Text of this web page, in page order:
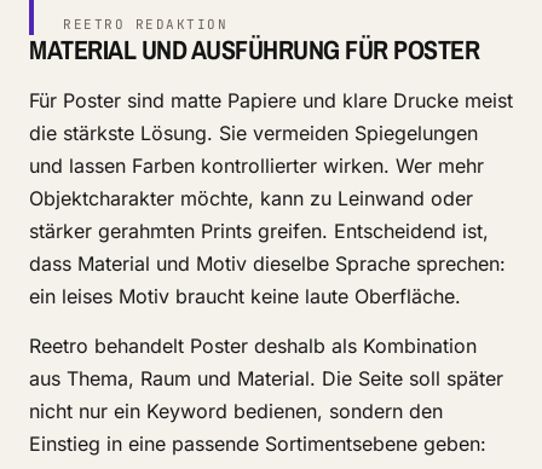
REETRO REDAKTION
MATERIAL UND AUSFÜHRUNG FÜR POSTER
Für Poster sind matte Papiere und klare Drucke meist
die stärkste Lösung. Sie vermeiden Spiegelungen
und lassen Farben kontrollierter wirken. Wer mehr
Objektcharakter möchte, kann zu Leinwand oder
stärker gerahmten Prints greifen. Entscheidend ist,
dass Material und Motiv dieselbe Sprache sprechen:
ein leises Motiv braucht keine laute Oberfläche.
Reetro behandelt Poster deshalb als Kombination
aus Thema, Raum und Material. Die Seite soll später
nicht nur ein Keyword bedienen, sondern den
Einstieg in eine passende Sortimentsebene geben: